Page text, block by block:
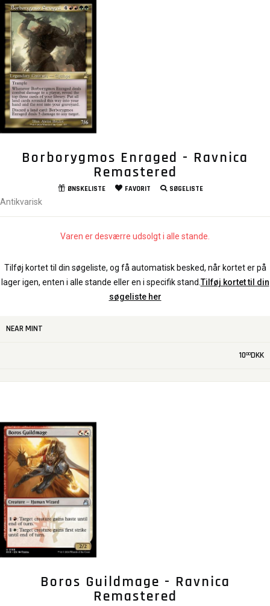
Borborygmos Enraged - Ravnica
Remastered
ØNSKELISTE FAVORIT SØGELISTE
Antikvarisk
Varen er desværre udsolgt i alle stande.
Tilføj kortet til din søgeliste, og få automatisk besked, når kortet er på
lager igen, enten i alle stande eller en i specifik stand.Tilføj kortet til din
søgeliste her
NEAR MINT
1000DKK
Boros Guildmage - Ravnica
Remastered